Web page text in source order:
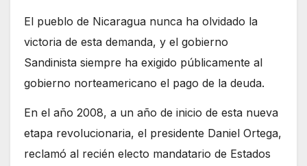
El pueblo de Nicaragua nunca ha olvidado la
victoria de esta demanda, y el gobierno
Sandinista siempre ha exigido públicamente al
gobierno norteamericano el pago de la deuda.
En el año 2008, a un año de inicio de esta nueva
etapa revolucionaria, el presidente Daniel Ortega,
reclamó al recién electo mandatario de Estados